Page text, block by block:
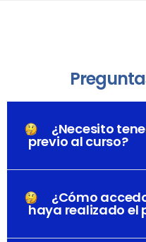
¿Necesito
previo al curso?
¿Cómo
haya realizado el